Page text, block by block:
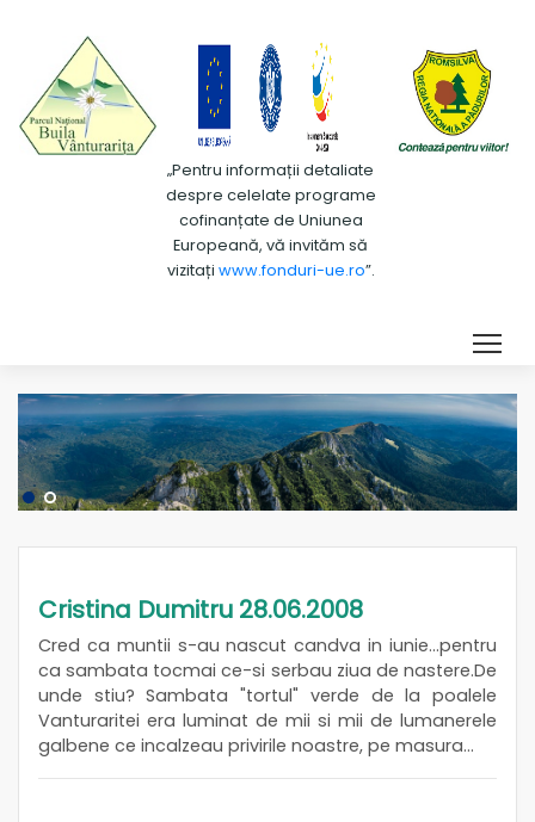
„Pentru informații detaliate
despre celelate programe
cofinanțate de Uniunea
Europeană, vă invităm să
vizitați www.fonduri-ue.ro”.
Cristina Dumitru 28.06.2008
Cred ca muntii s-au nascut candva in iunie...pentru
ca sambata tocmai ce-si serbau ziua de nastere.De
unde stiu? Sambata "tortul" verde de la poalele
Vanturaritei era luminat de mii si mii de lumanerele
galbene ce incalzeau privirile noastre, pe masura...